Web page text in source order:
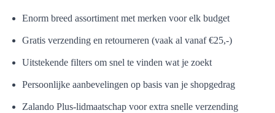
Enorm breed assortiment met merken voor elk budget
Gratis verzending en retourneren (vaak al vanaf €25,-)
Uitstekende filters om snel te vinden wat je zoekt
Persoonlijke aanbevelingen op basis van je shopgedrag
Zalando Plus-lidmaatschap voor extra snelle verzending